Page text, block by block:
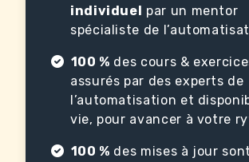
individuel par un mentor
spécialiste de
100 % des cours &
assurés par des experts de
l’automatisation et
vie, pour avancer à votre
100 % des mises à jour sont